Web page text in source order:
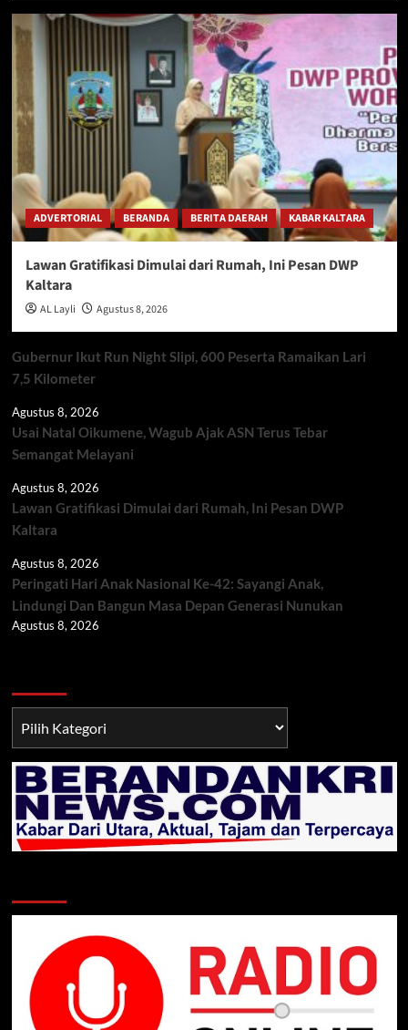
ADVERTORIAL BERANDA BERITA DAERAH KABAR KALTARA
Lawan Gratifikasi Dimulai dari Rumah, Ini Pesan DWP
Kaltara
AL Layli Agustus 8, 2026
Gubernur Ikut Run Night Slipi, 600 Peserta Ramaikan Lari
7,5 Kilometer
Agustus 8, 2026
Usai Natal Oikumene, Wagub Ajak ASN Terus Tebar
Semangat Melayani
Agustus 8, 2026
Lawan Gratifikasi Dimulai dari Rumah, Ini Pesan DWP
Kaltara
Agustus 8, 2026
Peringati Hari Anak Nasional Ke-42: Sayangi Anak,
Lindungi Dan Bangun Masa Depan Generasi Nunukan
Agustus 8, 2026
TNI/POLRI